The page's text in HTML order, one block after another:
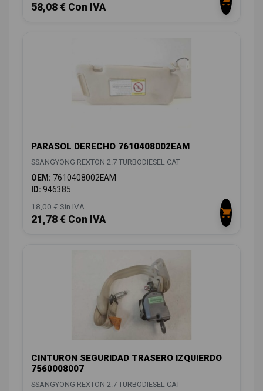
58,08 € Con IVA
PARASOL DERECHO 7610408002EAM
SSANGYONG REXTON 2.7 TURBODIESEL CAT
OEM: 7610408002EAM
ID: 946385
18,00 € Sin IVA
21,78 € Con IVA
CINTURON SEGURIDAD TRASERO IZQUIERDO
7560008007
SSANGYONG REXTON 2.7 TURBODIESEL CAT